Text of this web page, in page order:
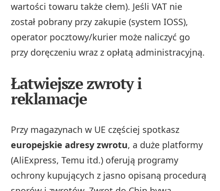
wartości towaru także cłem). Jeśli VAT nie
został pobrany przy zakupie (system IOSS),
operator pocztowy/kurier może naliczyć go
przy doręczeniu wraz z opłatą administracyjną.
Łatwiejsze zwroty i
reklamacje
Przy magazynach w UE częściej spotkasz
europejskie adresy zwrotu, a duże platformy
(AliExpress, Temu itd.) oferują programy
ochrony kupujących z jasno opisaną procedurą